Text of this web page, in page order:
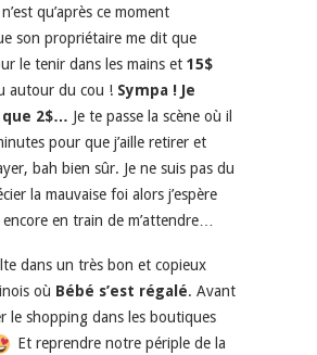
qu’après ce moment
son propriétaire me dit que
le tenir dans les mains et 15$
autour du cou ! Sympa ! Je
que 2$… Je te passe la scène où il
pour que j’aille retirer et
bah bien sûr. Je ne suis pas du
la mauvaise foi alors j’espère
encore en train de m’attendre…
dans un très bon et copieux
où Bébé s’est régalé. Avant
le shopping dans les boutiques
Et reprendre notre périple de la